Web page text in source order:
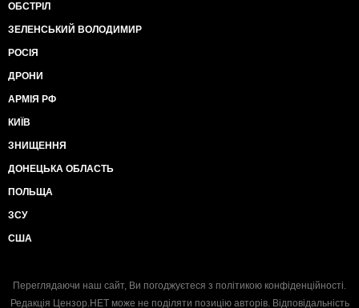
ОБСТРІЛ
ЗЕЛЕНСЬКИЙ ВОЛОДИМИР
РОСІЯ
ДРОНИ
АРМІЯ РФ
КИЇВ
ЗНИЩЕННЯ
ДОНЕЦЬКА ОБЛАСТЬ
ПОЛЬЩА
ЗСУ
США
Переглядаючи наш сайт, Ви погоджуєтеся з політикою конфіденційності.
Редакція Цензор.НЕТ може не поділяти позицію авторів. Відповідальність